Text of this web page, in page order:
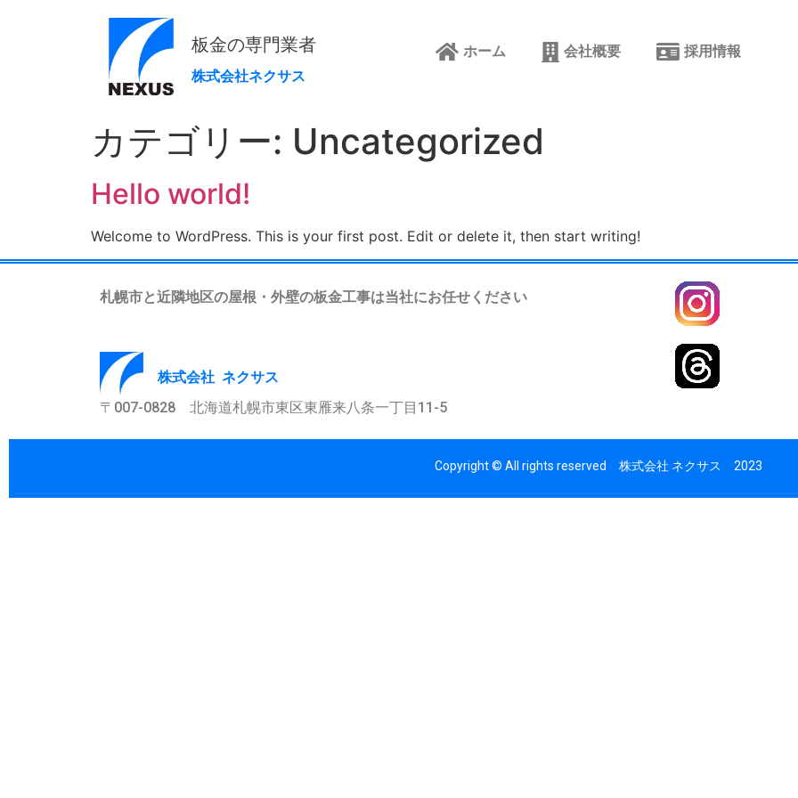
板金の専門業者
株式会社ネクサス
ホーム 会社概要 採用情報
カテゴリー: Uncategorized
Hello world!
Welcome to WordPress. This is your first post. Edit or delete it, then start writing!
札幌市と近隣地区の屋根・外壁の板金工事は当社にお任せください
株式会社 ネクサス
〒007-0828 北海道札幌市東区東雁来八条一丁目11-5
Copyright © All rights reserved 株式会社 ネクサス 2023